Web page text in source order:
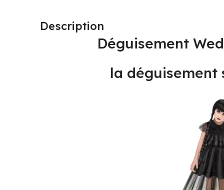
Description
Déguisement
la déguisement